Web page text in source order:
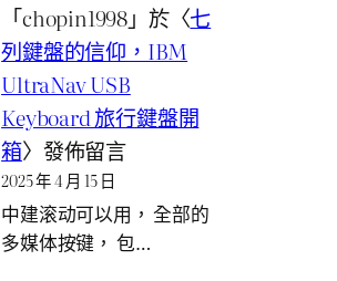
「chopin1998」於〈七
列鍵盤的信仰，IBM
UltraNav USB
Keyboard 旅行鍵盤開
箱〉發佈留言
2025 年 4 月 15 日
中建滚动可以用， 全部的
多媒体按键， 包…